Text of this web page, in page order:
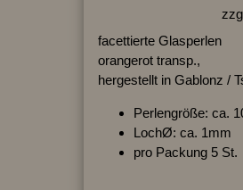
facettierte Glasperlen
orangerot transp.,
hergestellt in Gablonz /
Perlengröße: ca.
LochØ: ca. 1mm
pro Packung 5 St.